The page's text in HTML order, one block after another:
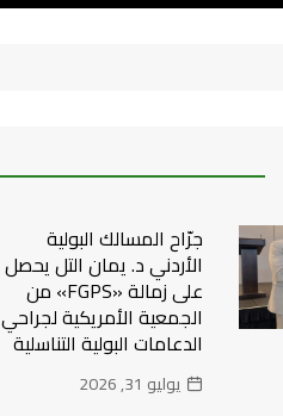
جرّاح المسالك البولية
الأردني د. يمان التل يحصل
على زمالة «FGPS» من
الجمعية الأمريكية لجراحي
الدعامات البولية التناسلية
يوليو 31, 2026